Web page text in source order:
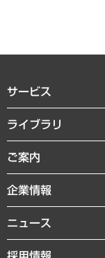
サービス
経営戦略
組織・人事戦略
デジタルイノベーション
共生・ダイバーシティ
GRC（ガバナンス・リス
ライブラリ
経済調査
レポート
コラム
経営用語集
ご案内
セミナー・イベント情報
MUFGビジネスセミナー
受託案件情報
企業情報
私たちの想い
社長メッセージ
ニュース
ニュースリリース